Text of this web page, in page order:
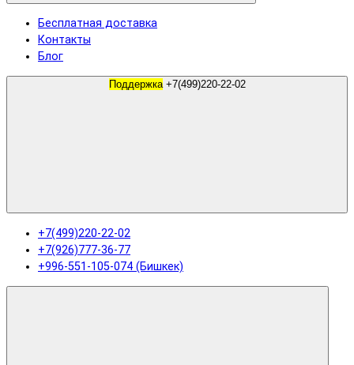
Бесплатная доставка
Контакты
Блог
Поддержка +7(499)220-22-02
+7(499)220-22-02
+7(926)777-36-77
+996-551-105-074 (Бишкек)